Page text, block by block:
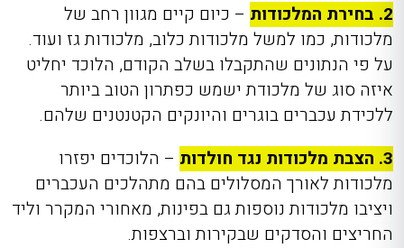
2. בחירת המלכודות
– כיום קיים מגוון רחב של
מלכודות, כמו למשל מלכודות כלוב, מלכודות גז ועוד.
על פי הנתונים שהתקבלו בשלב הקודם, הלוכד יחליט
איזה סוג של מלכודת ישמש כפתרון הטוב ביותר
ללכידת עכברים בוגרים והיונקים הקטנטנים שלהם.
3. הצבת מלכודות נגד חולדות
– הלוכדים יפזרו
מלכודות לאורך המסלולים בהם מתהלכים העכברים
ויציבו מלכודות נוספות גם בפינות, מאחורי המקרר וליד
החריצים והסדקים שבקירות וברצפות.